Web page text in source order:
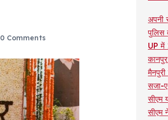
0 Comments
अपनी
पुलिस
UP में
सजा-
सीएम
सीएम